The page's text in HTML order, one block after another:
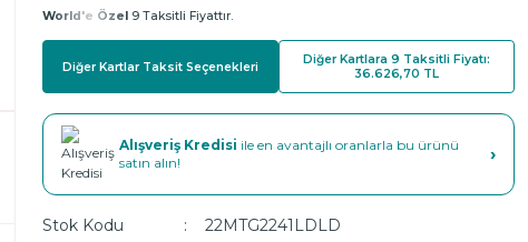
World'e Özel 9 Taksitli Fiyattır.
Diğer Kartlar Taksit Seçenekleri
Diğer Kartlara 9 Taksitli Fiyatı:
36.626,70 TL
Alışveriş Kredisi ile en avantajlı oranlarla bu ürünü
satın alın!
›
Stok Kodu
22MTG2241LDLD